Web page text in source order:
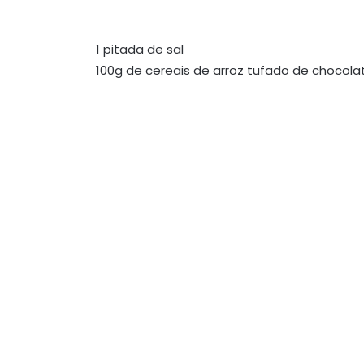
1 pitada de sal
100g de cereais de arroz tufado de